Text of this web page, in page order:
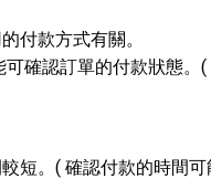
付款方式有關。
可確認訂單的付款狀態
短。( 確認付款的時間